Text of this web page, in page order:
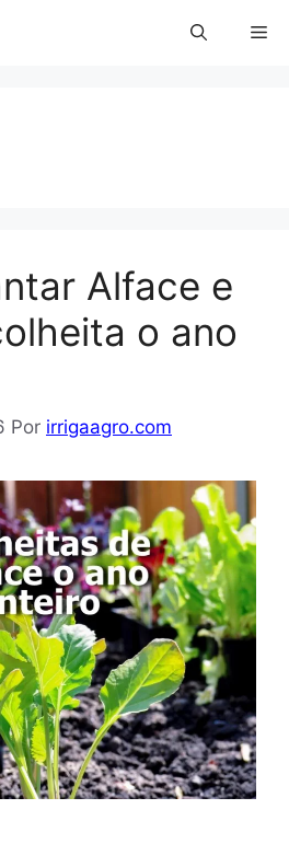
Alface e
o ano
Por irrigaagro.com